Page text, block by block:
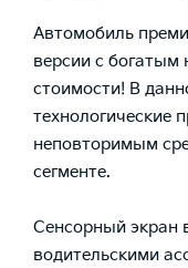
Автомобиль
версии с
стоимости! В
технологические
неповторимым
сегменте.
Сенсорный экран
водительскими